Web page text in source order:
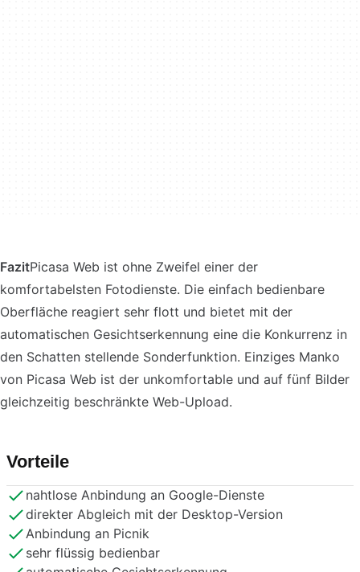
FazitPicasa Web ist ohne Zweifel einer der
komfortabelsten Fotodienste. Die einfach bedienbare
Oberfläche reagiert sehr flott und bietet mit der
automatischen Gesichtserkennung eine die Konkurrenz in
den Schatten stellende Sonderfunktion. Einziges Manko
von Picasa Web ist der unkomfortable und auf fünf Bilder
gleichzeitig beschränkte Web-Upload.
Vorteile
nahtlose Anbindung an Google-Dienste
direkter Abgleich mit der Desktop-Version
Anbindung an Picnik
sehr flüssig bedienbar